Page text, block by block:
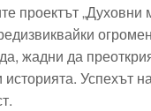
проектът
жадни да
историята. Успехът